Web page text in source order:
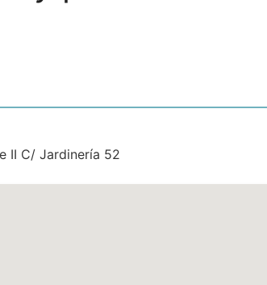
II C/ Jardinería 52